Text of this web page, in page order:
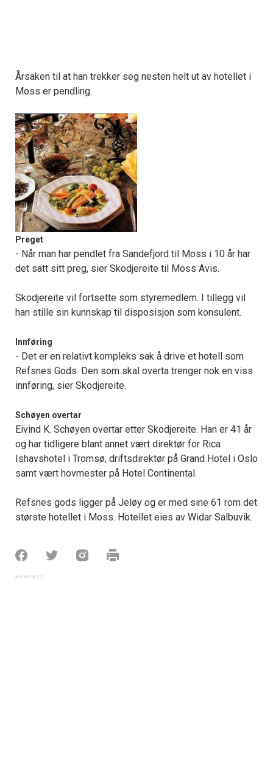
Årsaken til at han trekker seg nesten helt ut av hotellet i
Moss er pendling.
Preget
- Når man har pendlet fra Sandefjord til Moss i 10 år har
det satt sitt preg, sier Skodjereite til Moss Avis.
Skodjereite vil fortsette som styremedlem. I tillegg vil
han stille sin kunnskap til disposisjon som konsulent.
Innføring
- Det er en relativt kompleks sak å drive et hotell som
Refsnes Gods. Den som skal overta trenger nok en viss
innføring, sier Skodjereite.
Schøyen overtar
Eivind K. Schøyen overtar etter Skodjereite. Han er 41 år
og har tidligere blant annet vært direktør for Rica
Ishavshotel i Tromsø, driftsdirektør på Grand Hotel i Oslo
samt vært hovmester på Hotel Continental.
Refsnes gods ligger på Jeløy og er med sine 61 rom det
største hotellet i Moss. Hotellet eies av Widar Salbuvik.